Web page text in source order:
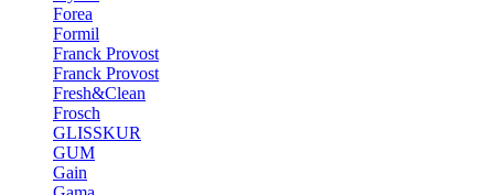
Forea
Formil
Franck Provost
Franck Provost
Fresh&Clean
Frosch
GLISSKUR
GUM
Gain